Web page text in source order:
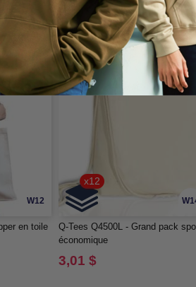
W12
en toile
x12
Q-Tees Q4500L - Grand pack
économique
3,01 $